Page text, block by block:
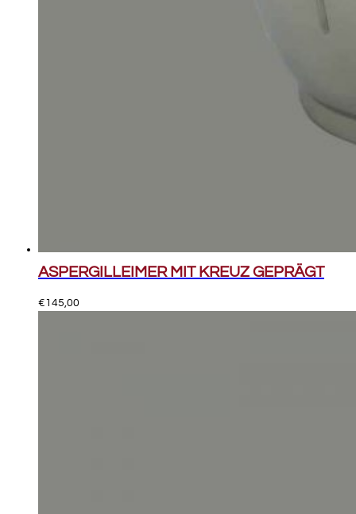
ASPERGILLEIMER MIT KREUZ GEPRÄGT
€145,00